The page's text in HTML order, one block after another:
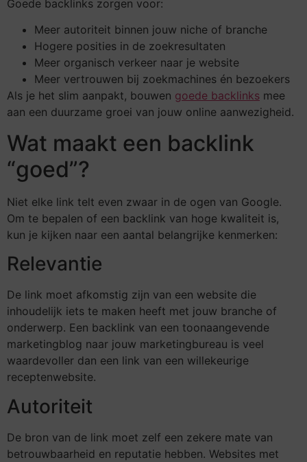
Goede backlinks zorgen voor:
Meer autoriteit binnen jouw niche of branche
Hogere posities in de zoekresultaten
Meer organisch verkeer naar je website
Meer vertrouwen bij zoekmachines én bezoekers
Als je het slim aanpakt, bouwen goede backlinks mee
aan een duurzame groei van jouw online aanwezigheid.
Wat maakt een backlink
“goed”?
Niet elke link telt even zwaar in de ogen van Google.
Om te bepalen of een backlink van hoge kwaliteit is,
kun je kijken naar een aantal belangrijke kenmerken:
Relevantie
De link moet afkomstig zijn van een website die
inhoudelijk iets te maken heeft met jouw branche of
onderwerp. Een backlink van een toonaangevende
marketingblog naar jouw marketingbureau is veel
waardevoller dan een link van een willekeurige
receptenwebsite.
Autoriteit
De bron van de link moet zelf een zekere mate van
betrouwbaarheid en reputatie hebben. Websites met